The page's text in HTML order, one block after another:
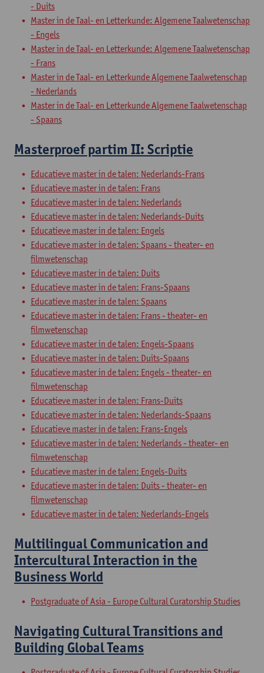
- Duits
Master in de Taal- en Letterkunde: Algemene Taalwetenschap
- Engels
Master in de Taal- en Letterkunde: Algemene Taalwetenschap
- Frans
Master in de Taal- en Letterkunde Algemene Taalwetenschap
- Nederlands
Master in de Taal- en Letterkunde Algemene Taalwetenschap
- Spaans
Masterproef partim II: Scriptie
Educatieve master in de talen: Nederlands-Frans
Educatieve master in de talen: Frans
Educatieve master in de talen: Nederlands
Educatieve master in de talen: Nederlands-Duits
Educatieve master in de talen: Engels
Educatieve master in de talen: Spaans - theater- en
filmwetenschap
Educatieve master in de talen: Duits
Educatieve master in de talen: Frans-Spaans
Educatieve master in de talen: Spaans
Educatieve master in de talen: Frans - theater- en
filmwetenschap
Educatieve master in de talen: Engels-Spaans
Educatieve master in de talen: Duits-Spaans
Educatieve master in de talen: Engels - theater- en
filmwetenschap
Educatieve master in de talen: Frans-Duits
Educatieve master in de talen: Nederlands-Spaans
Educatieve master in de talen: Frans-Engels
Educatieve master in de talen: Nederlands - theater- en
filmwetenschap
Educatieve master in de talen: Engels-Duits
Educatieve master in de talen: Duits - theater- en
filmwetenschap
Educatieve master in de talen: Nederlands-Engels
Multilingual Communication and
Intercultural Interaction in the
Business World
Postgraduate of Asia - Europe Cultural Curatorship Studies
Navigating Cultural Transitions and
Building Global Teams